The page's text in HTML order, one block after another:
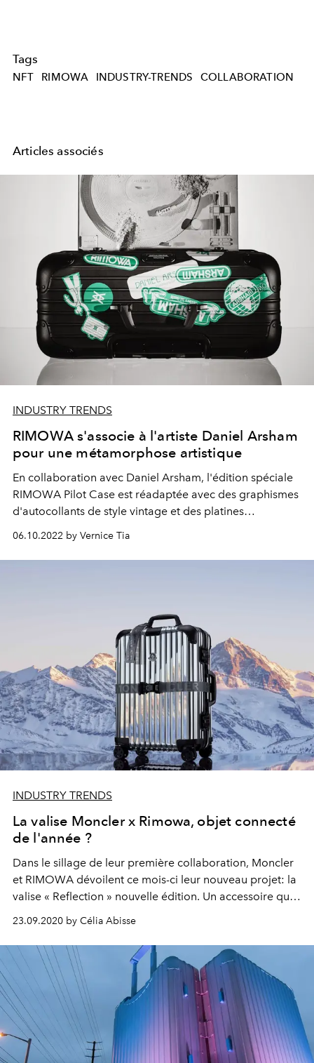
Tags
NFT RIMOWA INDUSTRY-TRENDS COLLABORATION
Articles associés
INDUSTRY TRENDS
RIMOWA s'associe à l'artiste Daniel Arsham
pour une métamorphose artistique
En collaboration avec Daniel Arsham, l'édition spéciale
RIMOWA Pilot Case est réadaptée avec des graphismes
d'autocollants de style vintage et des platines
06.10.2022 by Vernice Tia
INDUSTRY TRENDS
La valise Moncler x Rimowa, objet connecté
de l'année ?
Dans le sillage de leur première collaboration, Moncler
et RIMOWA dévoilent ce mois-ci leur nouveau projet: la
valise « Reflection » nouvelle édition. Un accessoire qui
avant de pouvoir à nouveau jouer les globetrotters.
23.09.2020 by Célia Abisse